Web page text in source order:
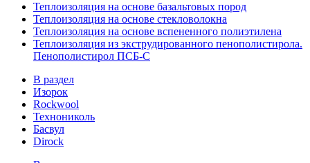
Теплоизоляция на основе базальтовых пород
Теплоизоляция на основе стекловолокна
Теплоизоляция на основе вспененного полиэтилена
Теплоизоляция из экструдированного пенополистирола.
Пенополистирол ПСБ-С
В раздел
Изорок
Rockwool
Технониколь
Басвул
Dirock